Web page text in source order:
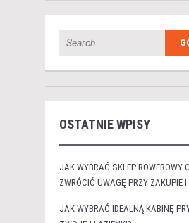
OSTATNIE WPISY
JAK WYBRAĆ SKLEP ROWEROWY
ZWRÓCIĆ UWAGĘ PRZY ZAKUPIE I
JAK WYBRAĆ IDEALNĄ KABINĘ